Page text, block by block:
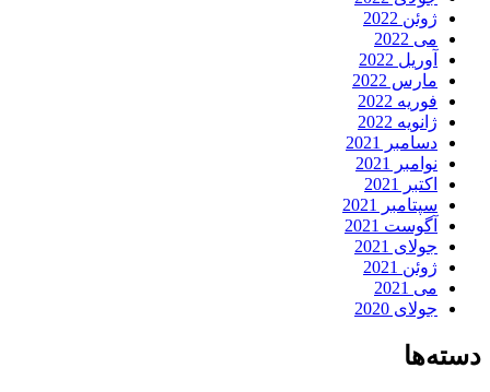
ژوئن 2022
می 2022
آوریل 2022
مارس 2022
فوریه 2022
ژانویه 2022
دسامبر 2021
نوامبر 2021
اکتبر 2021
سپتامبر 2021
آگوست 2021
جولای 2021
ژوئن 2021
می 2021
جولای 2020
دسته‌ها